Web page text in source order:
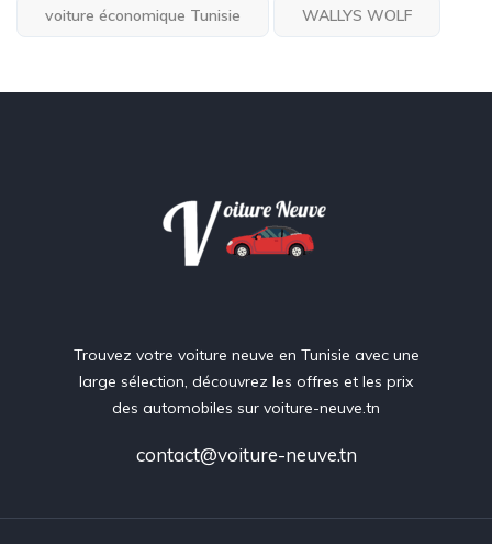
voiture économique Tunisie WALLYS WOLF
Trouvez votre voiture neuve en Tunisie avec une
large sélection, découvrez les offres et les prix
des automobiles sur voiture-neuve.tn
contact@voiture-neuve.tn